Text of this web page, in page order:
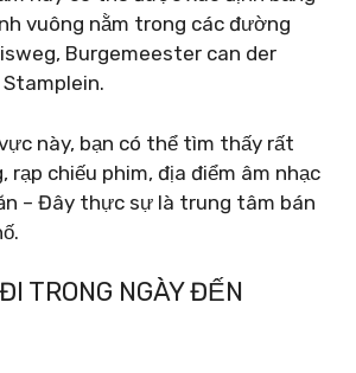
vuông nằm trong các đường
Burgemeester can der
này, bạn có thể tìm thấy rất
rạp chiếu phim, địa điểm âm nhạc
– Đây thực sự là trung tâm bán
TRONG NGÀY ĐẾN